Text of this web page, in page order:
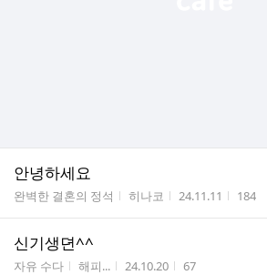
안녕하세요
게시판명
완벽한 결혼의 정석 작성자
히나코 작성시간
24.11.11 조회수
184
신기생뎐^^
게시판명
자유 수다 작성자
해피... 작성시간
24.10.20 조회수
67